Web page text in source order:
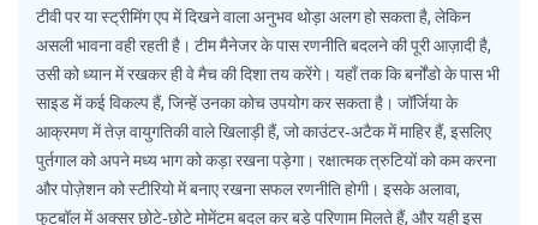
टीवी पर या स्ट्रीमिंग एप में दिखने वाला अनुभव थोड़ा अलग हो सकता है, लेकिन
असली भावना वही रहती है। टीम मैनेजर के पास रणनीति बदलने की पूरी आज़ादी है,
उसी को ध्यान में रखकर ही वे मैच की दिशा तय करेंगे। यहाँ तक कि बर्नोंडो के पास भी
साइड में कई विकल्प हैं, जिन्हें उनका कोच उपयोग कर सकता है। जॉर्जिया के
आक्रमण में तेज़ वायुगतिकी वाले खिलाड़ी हैं, जो काउंटर‑अटैक में माहिर हैं, इसलिए
पुर्तगाल को अपने मध्य भाग को कड़ा रखना पड़ेगा। रक्षात्मक त्रुटियों को कम करना
और पोज़ेशन को स्टीरियो में बनाए रखना सफल रणनीति होगी। इसके अलावा,
फुटबॉल में अक्सर छोटे‑छोटे मोमेंटम बदल कर बड़े परिणाम मिलते हैं, और यही इस